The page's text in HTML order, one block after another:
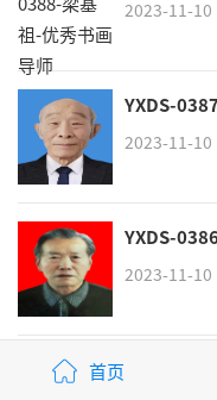
2023-11-10
YXDS-
2023-11-10
YXDS-
2023-11-10
YXDS-
首页